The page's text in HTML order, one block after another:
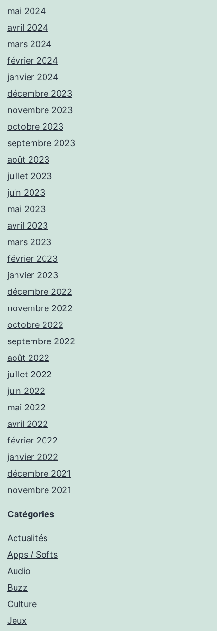
mai 2024
avril 2024
mars 2024
février 2024
janvier 2024
décembre 2023
novembre 2023
octobre 2023
septembre 2023
août 2023
juillet 2023
juin 2023
mai 2023
avril 2023
mars 2023
février 2023
janvier 2023
décembre 2022
novembre 2022
octobre 2022
septembre 2022
août 2022
juillet 2022
juin 2022
mai 2022
avril 2022
février 2022
janvier 2022
décembre 2021
novembre 2021
Catégories
Actualités
Apps / Softs
Audio
Buzz
Culture
Jeux